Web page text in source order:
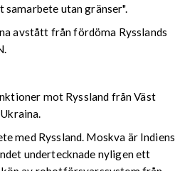
samarbete utan gränser".
avstått från fördöma Rysslands
mot Ryssland från Väst
med Ryssland. Moskva är Indiens
undertecknade nyligen ett